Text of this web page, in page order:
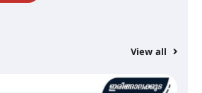
View all